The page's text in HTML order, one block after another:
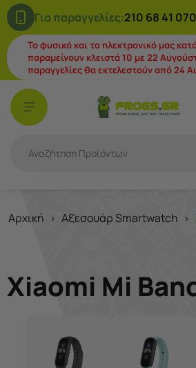
Για παραγγελίες:210 68 41 070
Το φυσικό και το ηλεκτρονικό μας
παραμείνουν κλειστά 10 με 22
παραγγελίες θα εκτελεστούν από 24
Αρχική > Αξεσουάρ Smartwatch >
Xiaomi Mi